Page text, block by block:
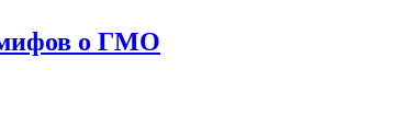
мифов о ГМО